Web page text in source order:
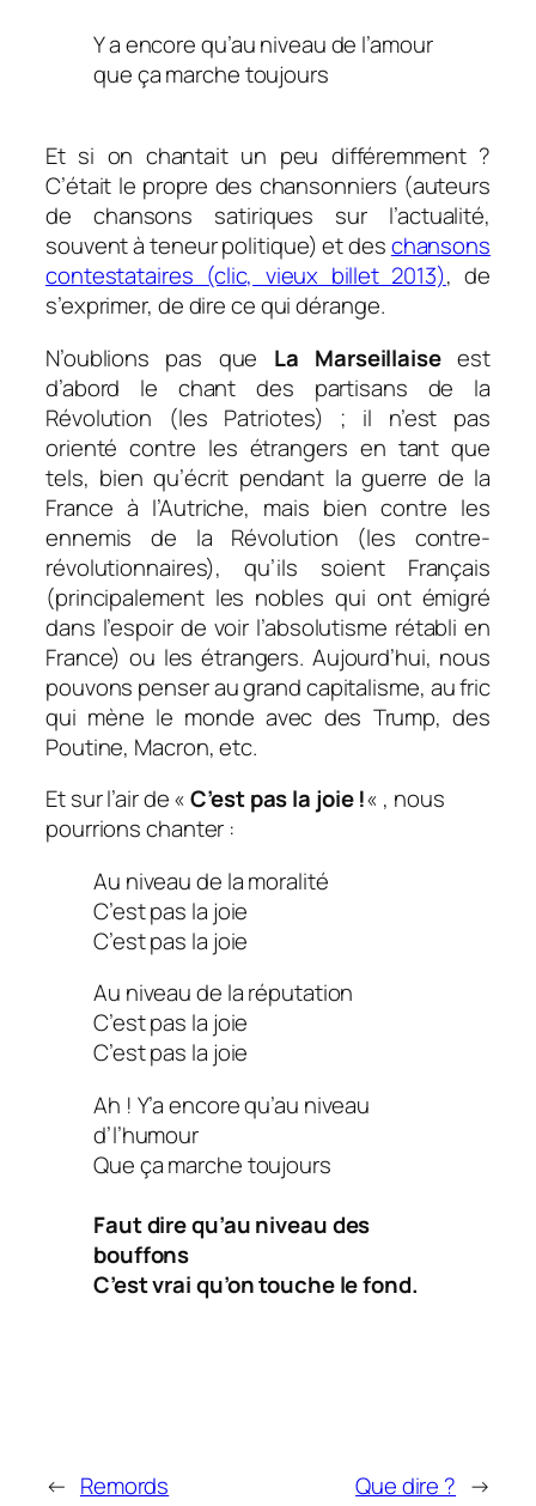
Y a encore qu’au niveau de l’amour
que ça marche toujours
Et si on chantait un peu différemment ?
C’était le propre des chansonniers (auteurs
de chansons satiriques sur l’actualité,
souvent à teneur politique) et deschansons
contestataires (clic, vieux billet 2013), de
s’exprimer, de dire ce qui dérange.
N’oublions pas que La Marseillaise est
d’abord le chant des partisans de la
Révolution (les Patriotes) ; il n’est pas
orienté contre les étrangers en tant que
tels, bien qu’écrit pendant la guerre de la
France à l’Autriche, mais bien contre les
ennemis de la Révolution (les contre-
révolutionnaires), qu’ils soient Français
(principalement les nobles qui ont émigré
dans l’espoir de voir l’absolutisme rétabli en
France) ou les étrangers. Aujourd’hui, nous
pouvons penser au grand capitalisme, au fric
qui mène le monde avec des Trump, des
Poutine, Macron, etc.
Et sur l’air de «C’est pas la joie !« , nous
pourrions chanter :
Au niveau de la moralité
C’est pas la joie
C’est pas la joie
Au niveau de la réputation
C’est pas la joie
C’est pas la joie
Ah ! Y’a encore qu’au niveau
d’l’humour
Que ça marche toujours
Faut dire qu’au niveau des
bouffons
C’est vrai qu’on touche le fond.
← Remords Que dire ? →